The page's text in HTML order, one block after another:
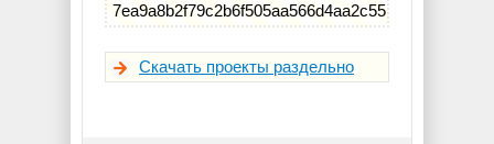
7ea9a8b2f79c2b6f505aa566d4aa2c55
Скачать проекты раздельно